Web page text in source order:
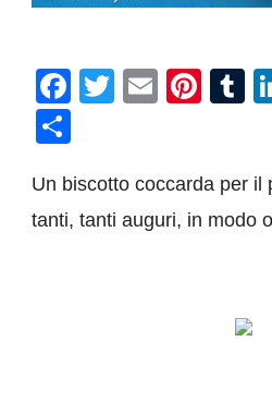
Facebook
Twitter
Email
Un biscotto coccarda per il
tanti, tanti auguri, in modo